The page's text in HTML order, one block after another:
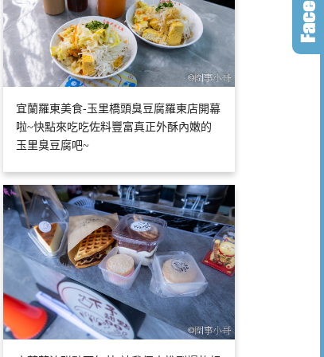
宜蘭羅東美食-玉里橋頭臭豆腐羅東店開幕
啦~快點來吃吃佐料豐富真正外酥內嫩的
玉里臭豆腐吧~